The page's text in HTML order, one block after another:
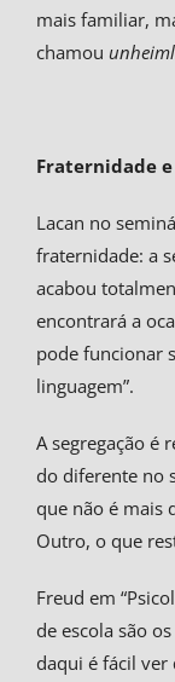
mais familiar,
chamou
Fraternidade e
Lacan no
fraternidade: a
acabou
encontrará a
pode funcionar
linguagem”.
A segregação é
do diferente no
que não é mais
Outro, o que
Freud em
de escola são
daqui é fácil ver